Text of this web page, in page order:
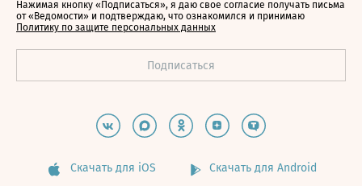
Нажимая кнопку «Подписаться», я даю свое согласие получать письма
от «Ведомости» и подтверждаю, что ознакомился и принимаю
Политику по защите персональных данных
Скачать для iOS Скачать для Android